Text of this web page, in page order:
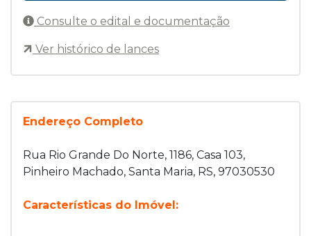
Endereço Completo
Rua Rio Grande Do Norte, 1186, Casa 103,
Pinheiro Machado, Santa Maria, RS, 97030530
Características do Imóvel:
Consulte o edital e documentação
Ver histórico de lances